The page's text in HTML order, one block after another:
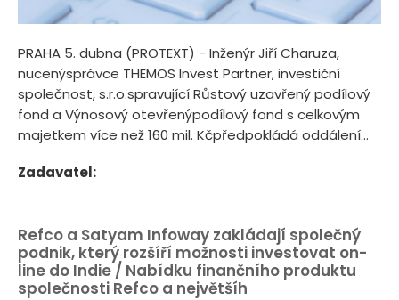
PRAHA 5. dubna (PROTEXT) - Inženýr Jiří Charuza,
nucenýsprávce THEMOS Invest Partner, investiční
společnost, s.r.o.spravující Růstový uzavřený podílový
fond a Výnosový otevřenýpodílový fond s celkovým
majetkem více než 160 mil. Kčpředpokládá oddálení...
Zadavatel:
Refco a Satyam Infoway zakládají společný
podnik, který rozšíří možnosti investovat on-
line do Indie / Nabídku finančního produktu
společnosti Refco a největšíh